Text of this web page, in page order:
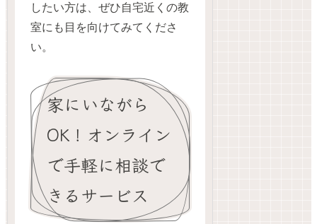
したい方は、ぜひ自宅近くの教
室にも目を向けてみてくださ
い。
家にいながら
OK！オンライン
で手軽に相談で
きるサービス